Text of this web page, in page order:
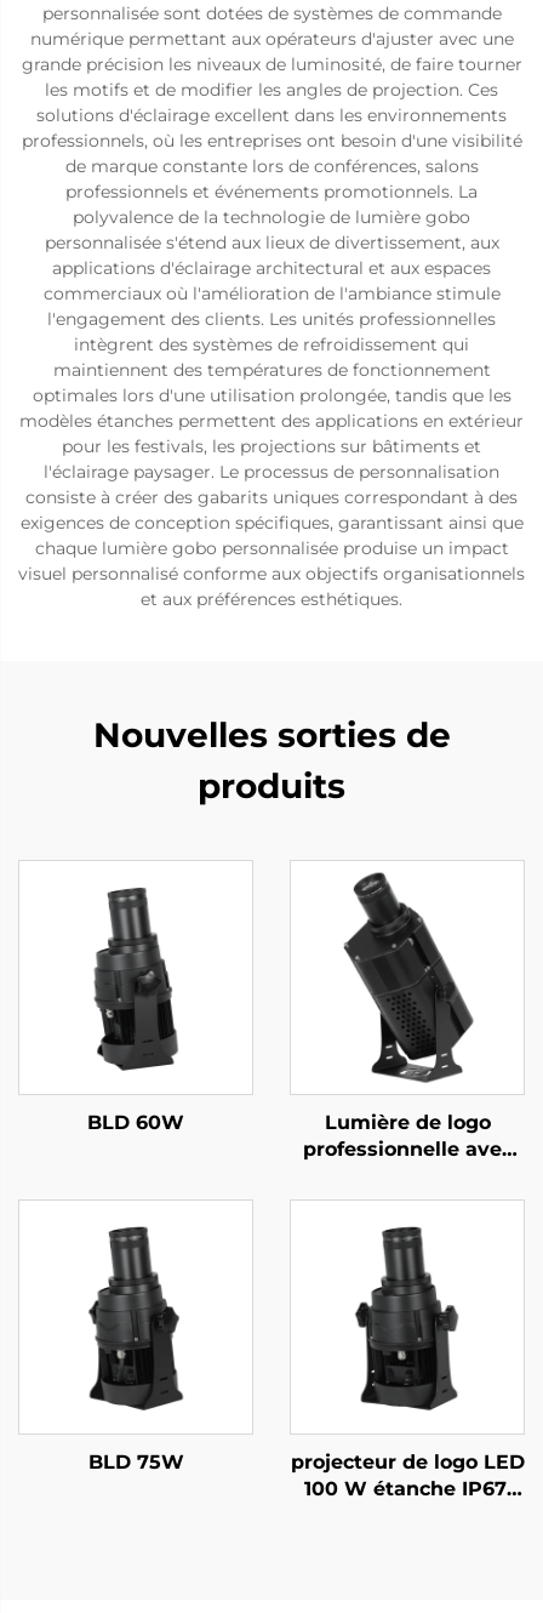
personnalisée sont dotées de systèmes de commande
numérique permettant aux opérateurs d'ajuster avec une
grande précision les niveaux de luminosité, de faire tourner
les motifs et de modifier les angles de projection. Ces
solutions d'éclairage excellent dans les environnements
professionnels, où les entreprises ont besoin d'une visibilité
de marque constante lors de conférences, salons
professionnels et événements promotionnels. La
polyvalence de la technologie de lumière gobo
personnalisée s'étend aux lieux de divertissement, aux
applications d'éclairage architectural et aux espaces
commerciaux où l'amélioration de l'ambiance stimule
l'engagement des clients. Les unités professionnelles
intègrent des systèmes de refroidissement qui
maintiennent des températures de fonctionnement
optimales lors d'une utilisation prolongée, tandis que les
modèles étanches permettent des applications en extérieur
pour les festivals, les projections sur bâtiments et
l'éclairage paysager. Le processus de personnalisation
consiste à créer des gabarits uniques correspondant à des
exigences de conception spécifiques, garantissant ainsi que
chaque lumière gobo personnalisée produise un impact
visuel personnalisé conforme aux objectifs organisationnels
et aux préférences esthétiques.
Nouvelles sorties de
produits
BLD 60W
Lumière de logo
professionnelle avec
rotation stable et
protection étanche
renforcée.
BLD 75W
projecteur de logo LED
100 W étanche IP67,